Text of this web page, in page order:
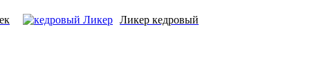
Ликер кедровый